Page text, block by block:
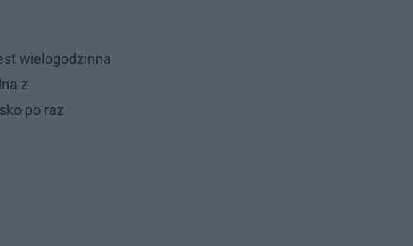
wielogodzinna
z
po raz